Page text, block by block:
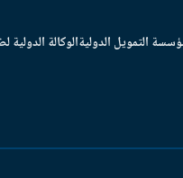
التمويل الدوليةالوكالة الدولية